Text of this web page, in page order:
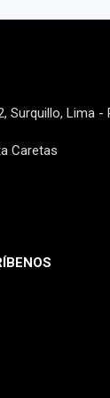
Surquillo, Lima -
Caretas